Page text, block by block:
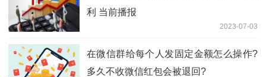
利 当前播报
2023-07-03
在微信群给每个人发固定金额怎么操作?
多久不收微信红包会被退回?